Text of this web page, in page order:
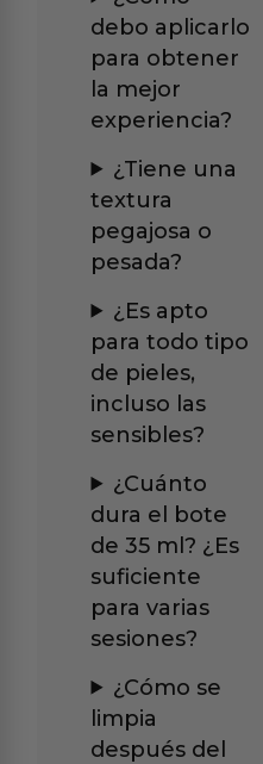
debo aplicarlo
para obtener
la mejor
experiencia?
¿Tiene una
textura
pegajosa o
pesada?
¿Es apto
para todo tipo
de pieles,
incluso las
sensibles?
¿Cuánto
dura el bote
de 35 ml? ¿Es
suficiente
para varias
sesiones?
¿Cómo se
limpia
después del